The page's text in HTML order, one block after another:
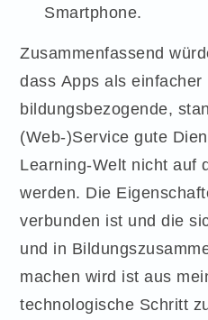
Smartphone.
Zusammenfassend
dass Apps als
bildungsbezogende,
(Web-)Service gute
Learning-Welt nicht auf
werden. Die
verbunden ist und die
und in
machen wird ist aus
technologische Schritt